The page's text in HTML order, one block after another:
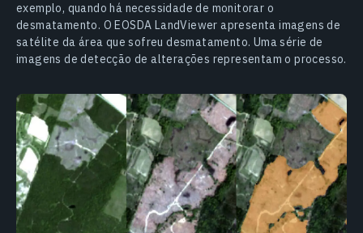
exemplo, quando há necessidade de monitorar o
desmatamento. O EOSDA LandViewer apresenta imagens de
satélite da área que sofreu desmatamento. Uma série de
imagens de detecção de alterações representam o processo.